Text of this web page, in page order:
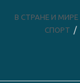
В СТРАНЕ И МИРЕ
СПОРТ